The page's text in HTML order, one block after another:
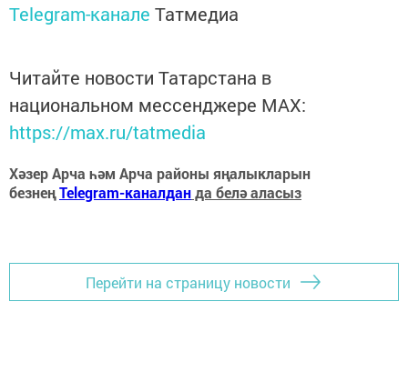
Telegram-канале Татмедиа
Читайте новости Татарстана в
национальном мессенджере MАХ:
https://max.ru/tatmedia
Хәзер Арча һәм Арча районы яңалыкларын
безнеңTelegram-каналданда белә аласыз
Перейти на страницу новости